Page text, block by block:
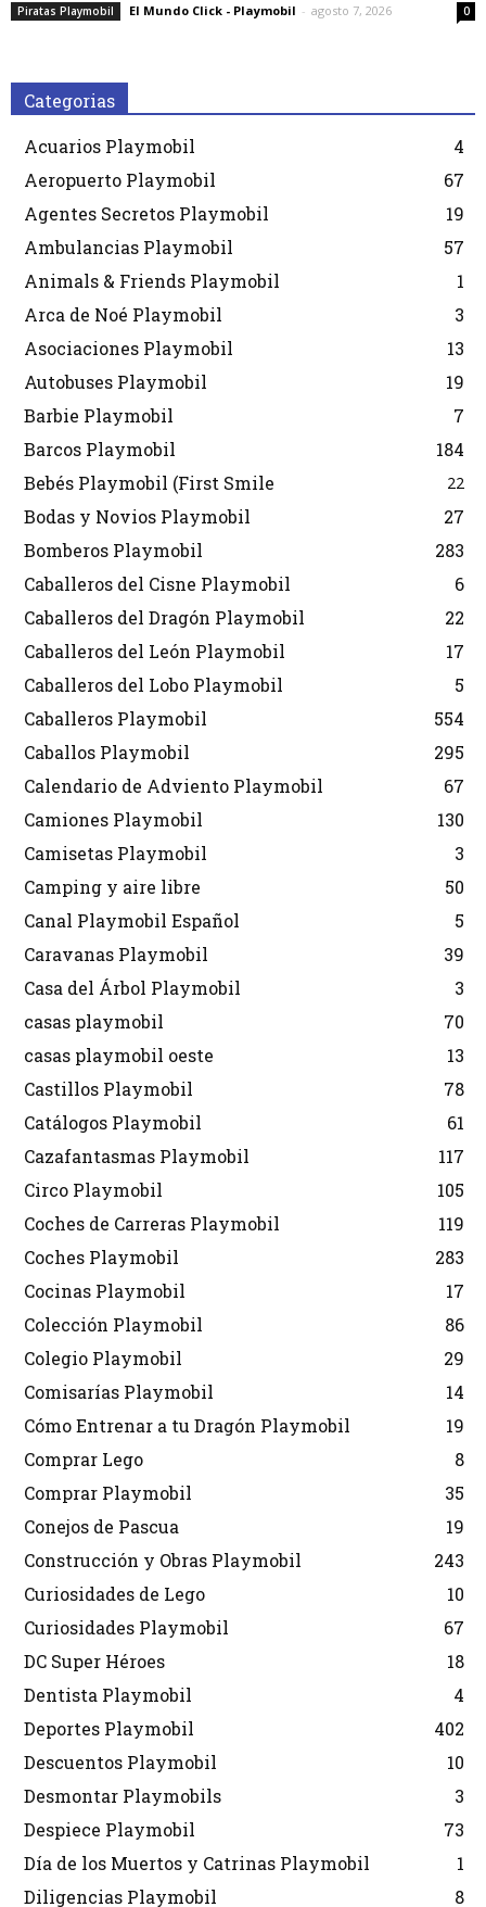
Piratas Playmobil El Mundo Click - Playmobil - agosto 7, 2026 0
Categorias
Acuarios Playmobil
4
Aeropuerto Playmobil
67
Agentes Secretos Playmobil
19
Ambulancias Playmobil
57
Animals & Friends Playmobil
1
Arca de Noé Playmobil
3
Asociaciones Playmobil
13
Autobuses Playmobil
19
Barbie Playmobil
7
Barcos Playmobil
184
Bebés Playmobil (First Smile
22
Bodas y Novios Playmobil
27
Bomberos Playmobil
283
Caballeros del Cisne Playmobil
6
Caballeros del Dragón Playmobil
22
Caballeros del León Playmobil
17
Caballeros del Lobo Playmobil
5
Caballeros Playmobil
554
Caballos Playmobil
295
Calendario de Adviento Playmobil
67
Camiones Playmobil
130
Camisetas Playmobil
3
Camping y aire libre
50
Canal Playmobil Español
5
Caravanas Playmobil
39
Casa del Árbol Playmobil
3
casas playmobil
70
casas playmobil oeste
13
Castillos Playmobil
78
Catálogos Playmobil
61
Cazafantasmas Playmobil
117
Circo Playmobil
105
Coches de Carreras Playmobil
119
Coches Playmobil
283
Cocinas Playmobil
17
Colección Playmobil
86
Colegio Playmobil
29
Comisarías Playmobil
14
Cómo Entrenar a tu Dragón Playmobil
19
Comprar Lego
8
Comprar Playmobil
35
Conejos de Pascua
19
Construcción y Obras Playmobil
243
Curiosidades de Lego
10
Curiosidades Playmobil
67
DC Super Héroes
18
Dentista Playmobil
4
Deportes Playmobil
402
Descuentos Playmobil
10
Desmontar Playmobils
3
Despiece Playmobil
73
Día de los Muertos y Catrinas Playmobil
1
Diligencias Playmobil
8